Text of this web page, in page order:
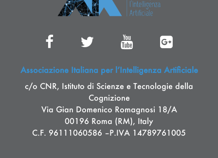
Associazione Italiana per l’Intelligenza Artificiale
c/o CNR, Istituto di Scienze e Tecnologie della
Cognizione
Via Gian Domenico Romagnosi 18/A
00196 Roma (RM), Italy
C.F. 96111060586 –P.IVA 14789761005